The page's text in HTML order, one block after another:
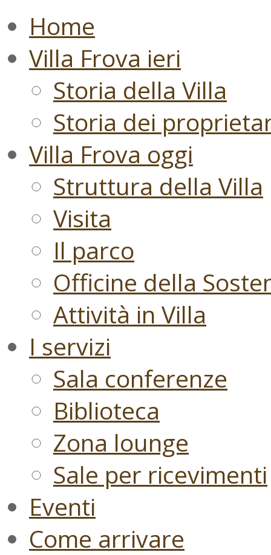
Home
Villa Frova ieri
Storia della Villa
Storia dei
Villa Frova oggi
Struttura della Villa
Visita
Il parco
Officine della
Attività in Villa
I servizi
Sala conferenze
Biblioteca
Zona lounge
Sale per ricevimenti
Eventi
Come arrivare